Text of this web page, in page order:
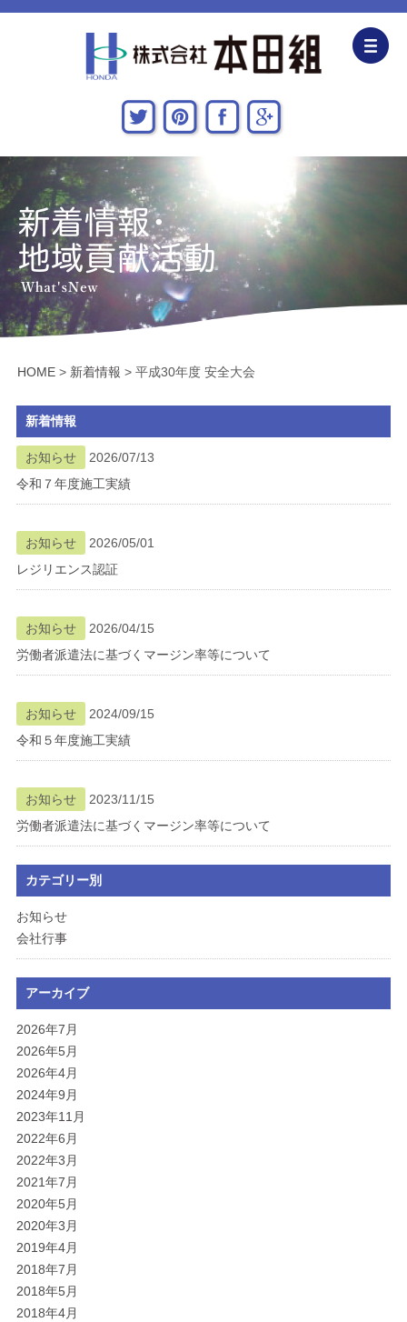
企業情報
CSR活動
主な施工実績
採用情報
関連会社
お問い合わせ・アクセス
新着情報・地域貢献活動
HOME> 新着情報 > 平成30年度 安全大会
新着情報
お知らせ
2026/07/13
令和７年度施工実績
お知らせ
2026/05/01
レジリエンス認証
お知らせ
2026/04/15
労働者派遣法に基づくマージン率等について
お知らせ
2024/09/15
令和５年度施工実績
お知らせ
2023/11/15
労働者派遣法に基づくマージン率等について
カテゴリー別
お知らせ
会社行事
アーカイブ
2026年7月
2026年5月
2026年4月
2024年9月
2023年11月
2022年6月
2022年3月
2021年7月
2020年5月
2020年3月
2019年4月
2018年7月
2018年5月
2018年4月